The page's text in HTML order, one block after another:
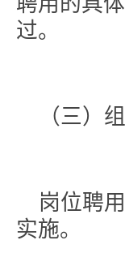
过。
（三）
岗位聘
实施。